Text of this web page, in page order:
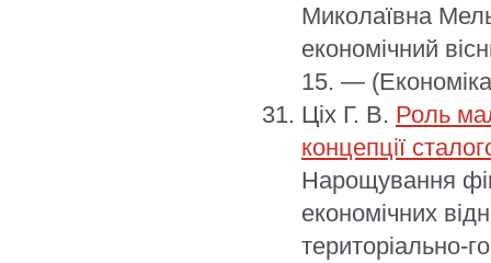
Миколаївна
економічний
15. —
Ціх Г. В. Роль
концепції
Нарощування
економічних
територіально-